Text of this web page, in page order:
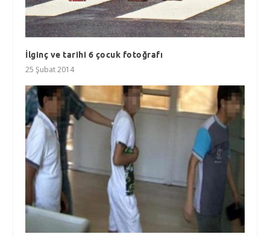
İlginç ve tarihi 6 çocuk fotoğrafı
25 Şubat 2014